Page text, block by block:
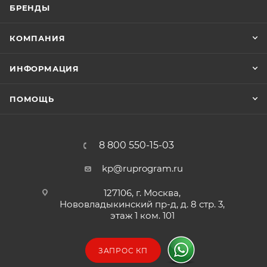
экстремальных условиях эксплуатации. Одним
не подведет вас ни при каких обстоятельствах.
БРЕНДЫ
КОМПАНИЯ
ИНФОРМАЦИЯ
ПОМОЩЬ
8 800 550-15-03
kp@ruprogram.ru
127106, г. Москва,
Нововладыкинский пр-д, д. 8 стр. 3,
этаж 1 ком. 101
ЗАПРОС КП